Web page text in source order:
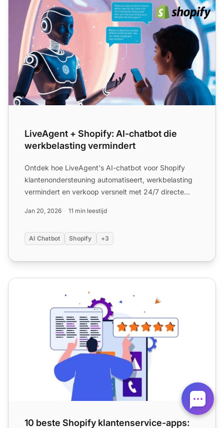
LiveAgent + Shopify: AI-chatbot die
werkbelasting vermindert
Ontdek hoe LiveAgent's AI-chatbot voor Shopify
klantenondersteuning automatiseert, werkbelasting
vermindert en verkoop versnelt met 24/7 directe
Jan 20, 2026 11 min leestijd
AI Chatbot Shopify +3
10 beste Shopify klantenservice-apps: Vergeleken en
10 beste Shopify klantenservice-apps: